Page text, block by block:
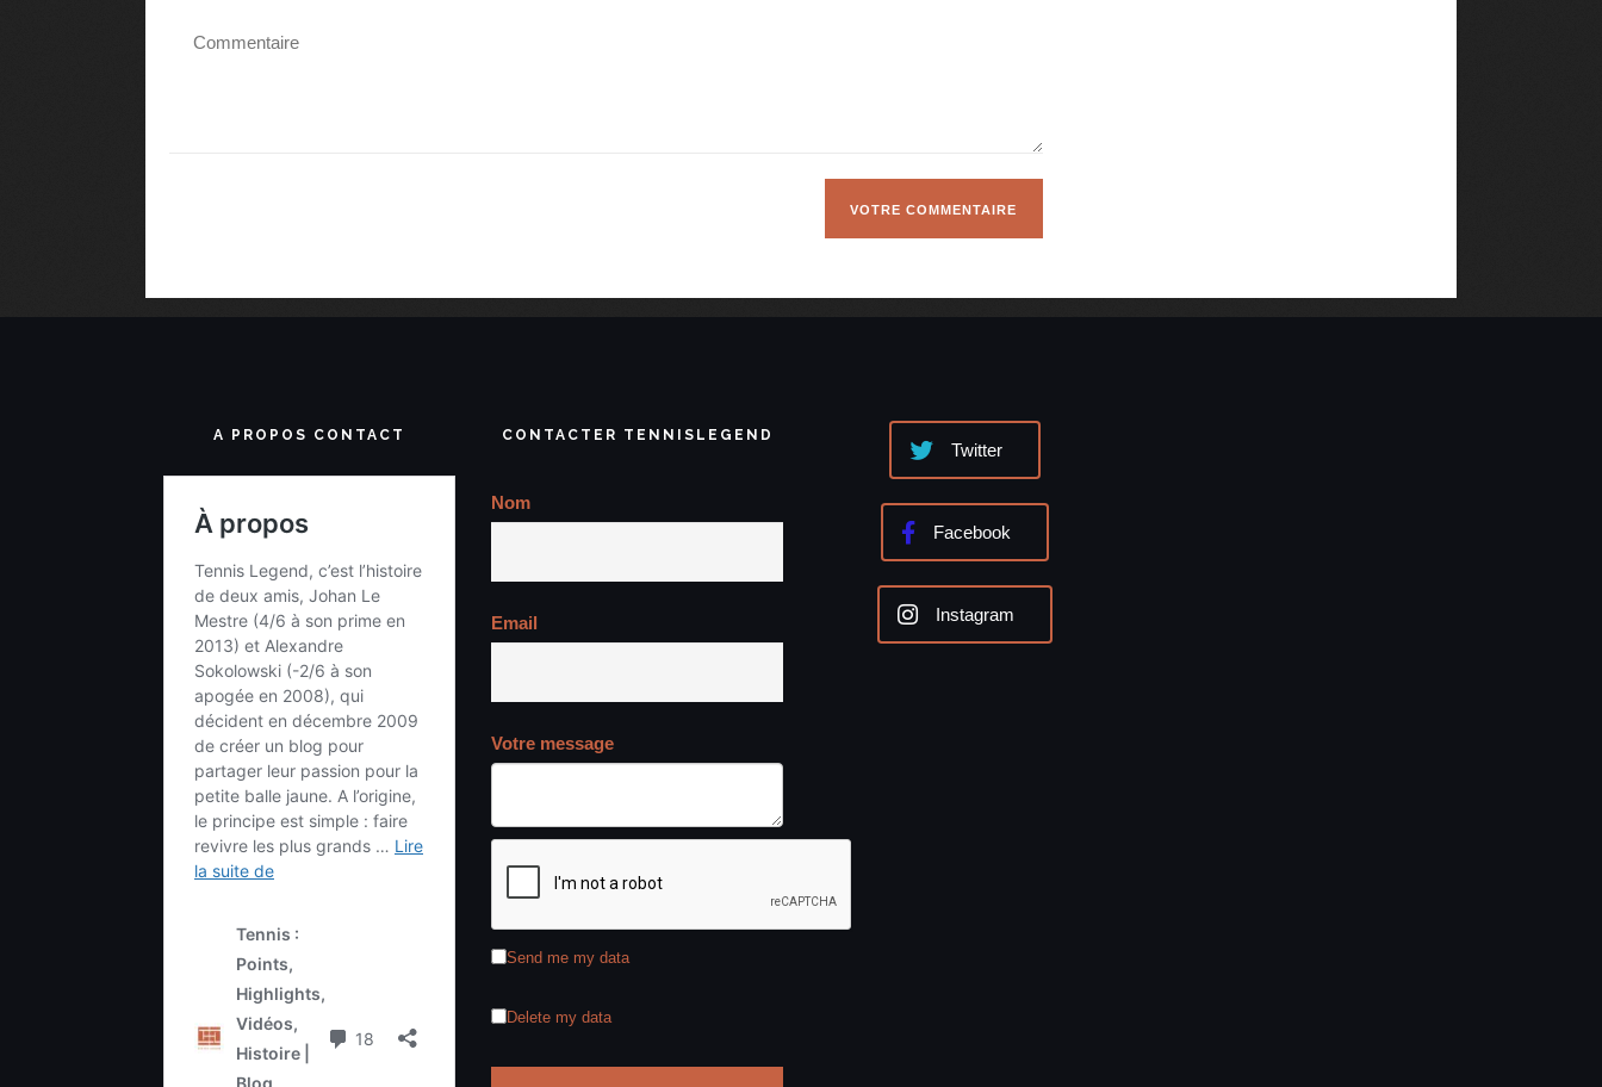
A PROPOS CONTACT CONTACTER TENNISLEGEND
Nom
Email
Votre message
Send me my data
Delete my data
Twitter
Facebook
Instagram